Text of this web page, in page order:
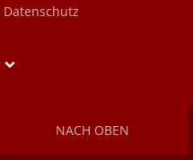
Datenschutz
NACH OBEN